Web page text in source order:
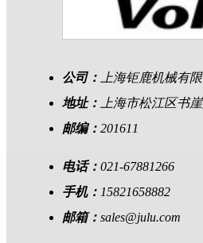
公司：
上海钜鹿机械有
地址：
上海市松江区书
邮编： 201611
电话： 021-67881266
手机： 15821658882
邮箱： sales@julu.com